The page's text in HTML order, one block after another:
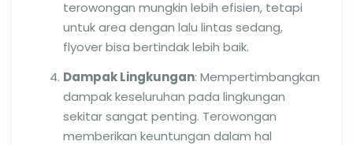
terowongan mungkin lebih efisien, tetapi
untuk area dengan lalu lintas sedang,
flyover bisa bertindak lebih baik.
Dampak Lingkungan: Mempertimbangkan
dampak keseluruhan pada lingkungan
sekitar sangat penting. Terowongan
memberikan keuntungan dalam hal